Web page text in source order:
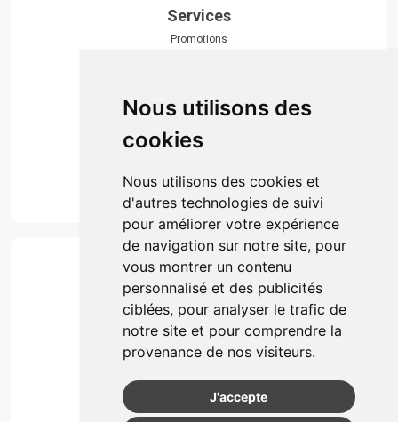
Nous utilisons des
cookies
Nous utilisons des cookies et
d'autres technologies de suivi
pour améliorer votre expérience
de navigation sur notre site, pour
vous montrer un contenu
personnalisé et des publicités
ciblées, pour analyser le trafic de
notre site et pour comprendre la
provenance de nos visiteurs.
J'accepte
Services
Promotions
Actualités & conseils
Événements
Marques
Suivez-nous
Paiement
Simple, rapide et 100% sécurisé
Retrait & Livriason
Retrait en automate ou Locker
Livraison chez vous